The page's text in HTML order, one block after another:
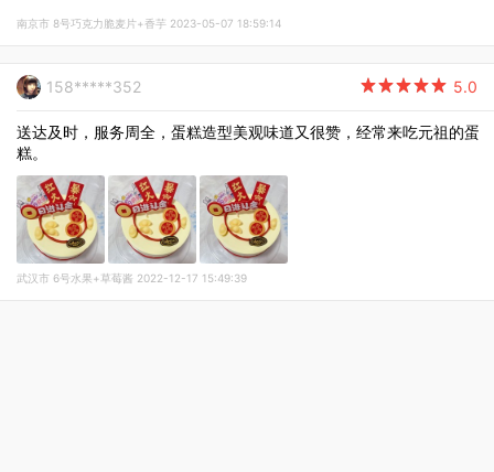
南京市 8号巧克力脆麦片+香芋 2023-05-07 18:59:14
158*****352 5.0

送达及时，服务周全，蛋糕造型美观味道又很赞，经常来吃元祖的蛋
糕。
武汉市 6号水果+草莓酱 2022-12-17 15:49:39